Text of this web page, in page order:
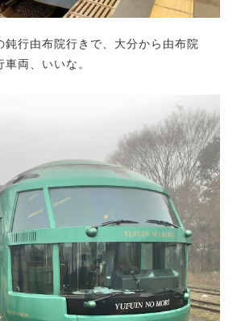
鈍行由布院行きで、大分から由布院
両、いいな。